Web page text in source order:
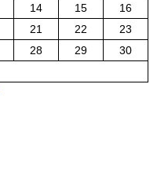
14 15
16
21 22
23
28 29
30